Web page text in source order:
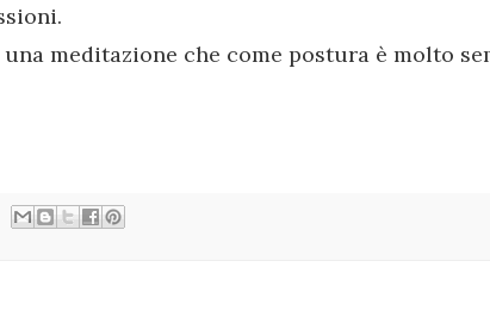
meditazione che come postura è molto